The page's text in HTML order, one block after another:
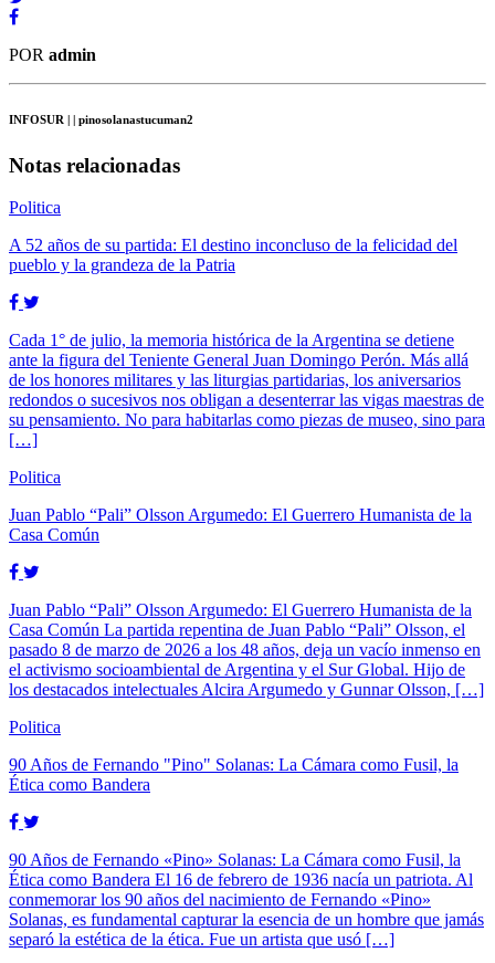
POR admin
INFOSUR | | pinosolanastucuman2
Notas relacionadas
Politica
A 52 años de su partida: El destino inconcluso de la felicidad del
pueblo y la grandeza de la Patria
Cada 1° de julio, la memoria histórica de la Argentina se detiene
ante la figura del Teniente General Juan Domingo Perón. Más allá
de los honores militares y las liturgias partidarias, los aniversarios
redondos o sucesivos nos obligan a desenterrar las vigas maestras de
su pensamiento. No para habitarlas como piezas de museo, sino para
[…]
Politica
Juan Pablo “Pali” Olsson Argumedo: El Guerrero Humanista de la
Casa Común
Juan Pablo “Pali” Olsson Argumedo: El Guerrero Humanista de la
Casa Común La partida repentina de Juan Pablo “Pali” Olsson, el
pasado 8 de marzo de 2026 a los 48 años, deja un vacío inmenso en
el activismo socioambiental de Argentina y el Sur Global. Hijo de
los destacados intelectuales Alcira Argumedo y Gunnar Olsson, […]
Politica
90 Años de Fernando "Pino" Solanas: La Cámara como Fusil, la
Ética como Bandera
90 Años de Fernando «Pino» Solanas: La Cámara como Fusil, la
Ética como Bandera El 16 de febrero de 1936 nacía un patriota. Al
conmemorar los 90 años del nacimiento de Fernando «Pino»
Solanas, es fundamental capturar la esencia de un hombre que jamás
separó la estética de la ética. Fue un artista que usó […]